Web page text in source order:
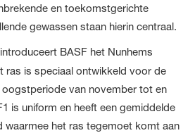
en toekomstgerichte
gewassen staan hierin centraal.
BASF het Nunhems
ras is speciaal ontwikkeld voor de
van november tot en
is uniform en heeft een gemiddelde
waarmee het ras tegemoet komt aan